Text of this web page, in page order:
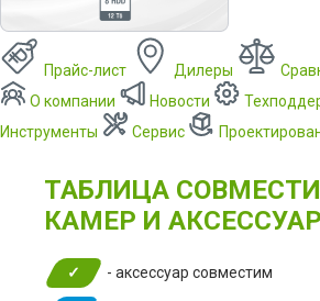
Прайс-лист Дилеры
О компании
Новости
Инструменты
Сервис
ТАБЛИЦА
КАМЕР И
✓ - аксессуар совместим